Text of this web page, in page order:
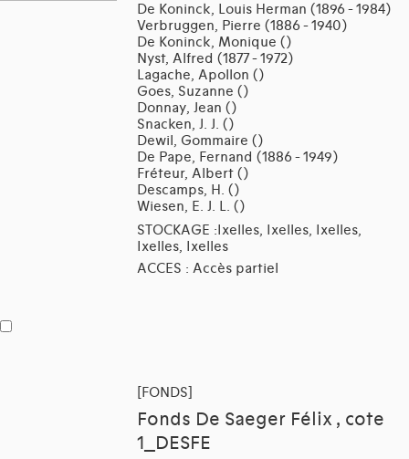
De Koninck, Louis Herman (1896 - 1984)
Verbruggen, Pierre (1886 - 1940)
De Koninck, Monique ()
Nyst, Alfred (1877 - 1972)
Lagache, Apollon ()
Goes, Suzanne ()
Donnay, Jean ()
Snacken, J. J. ()
Dewil, Gommaire ()
De Pape, Fernand (1886 - 1949)
Fréteur, Albert ()
Descamps, H. ()
Wiesen, E. J. L. ()
STOCKAGE :Ixelles, Ixelles, Ixelles,
Ixelles, Ixelles
ACCES : Accès partiel
[FONDS]
Fonds De Saeger Félix , cote
1_DESFE